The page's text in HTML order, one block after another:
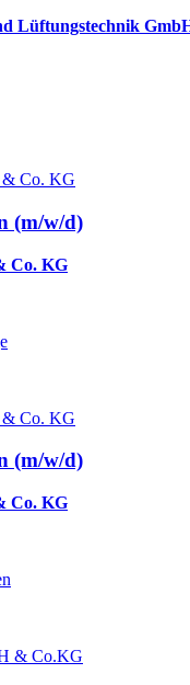
Lüftungstechnik
(m/w/d)
Co. KG
(m/w/d)
Co. KG